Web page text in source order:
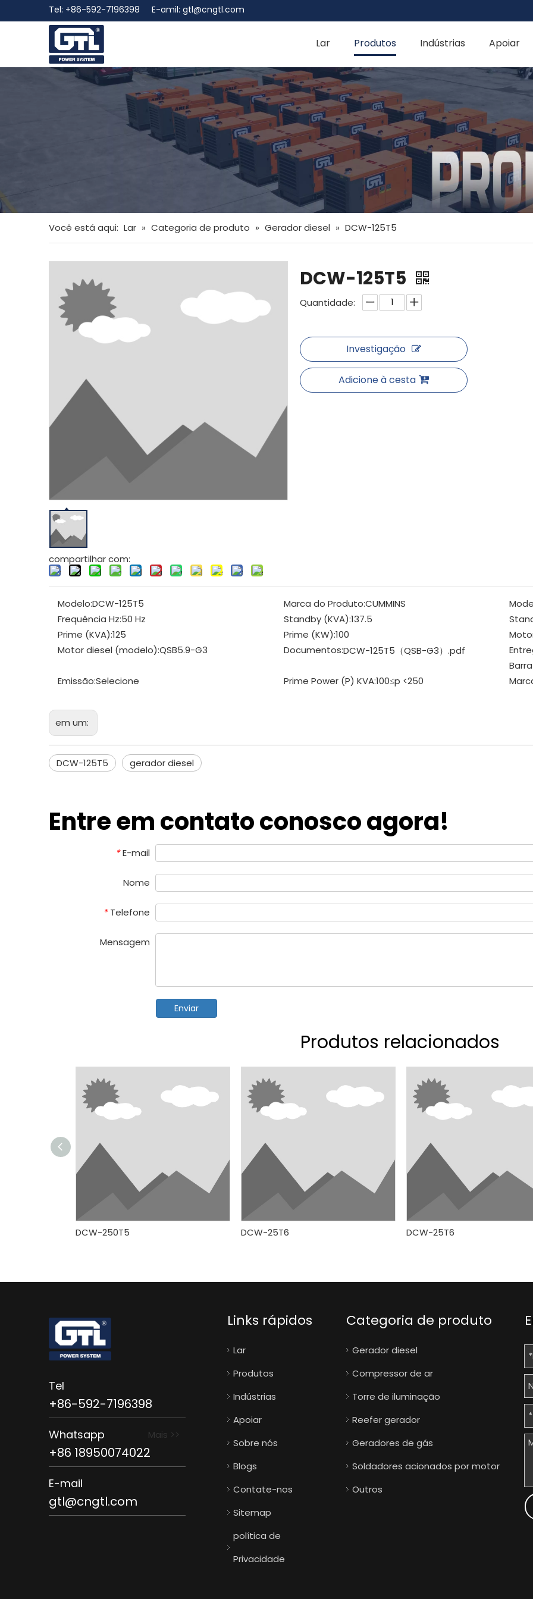
Tel: +86-592-7196398 E-amil: gtl@cngtl.com
Lar Produtos Indústrias Apoiar
Você está aqui: Lar » Categoria de produto » Gerador diesel » DCW-125T5
compartilhar com:
DCW-125T5
Quantidade:
Investigação
Adicione à cesta
Modelo:DCW-125T5 Marca do Produto:CUMMINS
Frequência Hz:50 Hz Standby (KVA):137.5
Prime (KVA):125 Prime (KW):100
Motor diesel (modelo):QSB5.9-G3 Documentos:DCW-125T5（QSB-G3）.pdf
Emissão:Selecione Prime Power (P) KVA:100≤p <250
em um:
DCW-125T5 gerador diesel
Entre em contato conosco agora!
* E-mail
Nome
* Telefone
Mensagem
Enviar
Produtos relacionados
DCW-250T5 DCW-25T6 DCW-25T6
Tel
+86-592-7196398
Whatsapp Mais >>
+86 18950074022
E-mail
gtl@cngtl.com
Links rápidos
Lar
Produtos
Indústrias
Apoiar
Sobre nós
Blogs
Contate-nos
Sitemap
política de
Privacidade
Categoria de produto
Gerador diesel
Compressor de ar
Torre de iluminação
Reefer gerador
Geradores de gás
Soldadores acionados por motor
Outros